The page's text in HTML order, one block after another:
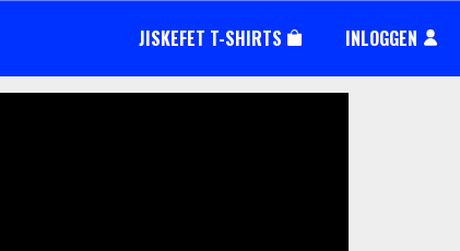
JISKEFET T-SHIRTS INLOGGEN